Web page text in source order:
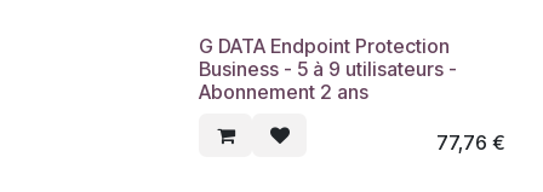
G DATA Endpoint Protection
Business - 5 à 9 utilisateurs -
Abonnement 2 ans
77,76 €